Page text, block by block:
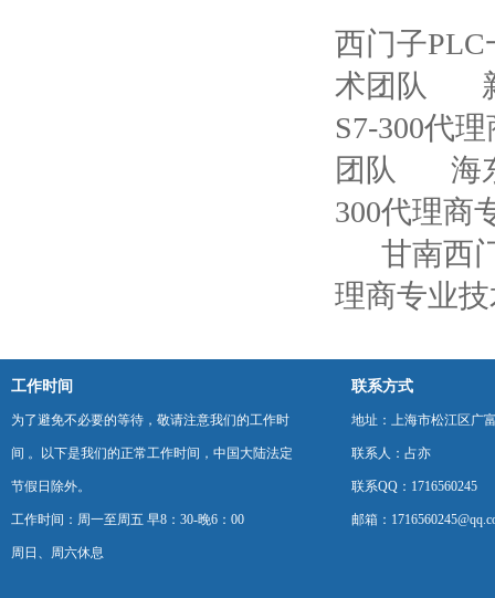
西门子
术团队
S7-300代
团队
海
300代理商
甘南西
理商专业
工作时间
为了避免不必要的等待，敬请注意我们的工作时
间 。以下是我们的正常工作时间，中国大陆法定
节假日除外。
工作时间：周一至周五 早8：30-晚6：00
周日、周六休息
联系方式
地址：上海市松江区广
联系人：占亦
联系QQ：1716560245
邮箱：